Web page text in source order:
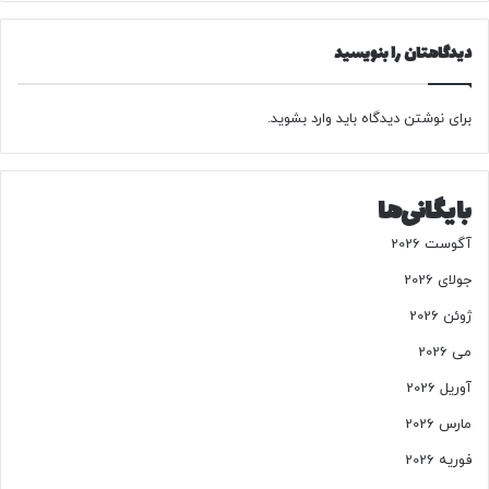
ن
ه
ز
ر
د
ا
ه
آ
م
و
ل
ن
س
خ
دیدگاهتان را بنویسید
برای نوشتن دیدگاه باید وارد بشوید.
بایگانی‌ها
آگوست 2026
جولای 2026
ژوئن 2026
می 2026
آوریل 2026
مارس 2026
فوریه 2026